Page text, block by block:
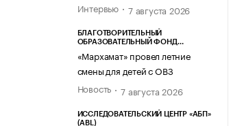
Интервью
7 августа 2026
БЛАГОТВОРИТЕЛЬНЫЙ
ОБРАЗОВАТЕЛЬНЫЙ ФОНД
«Мархамат» провел летние
смены для детей с ОВЗ
Новость
7 августа 2026
ИССЛЕДОВАТЕЛЬСКИЙ ЦЕНТР «АБП»
(ABL)